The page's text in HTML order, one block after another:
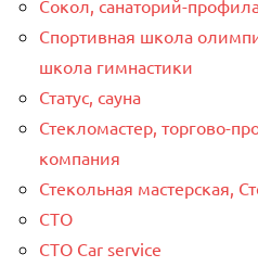
Сокол, санаторий-
Спортивная школа
школа гимнастики
Статус, сауна
Стекломастер, торгово-
компания
Стекольная мастерская,
СТО
СТО Car service